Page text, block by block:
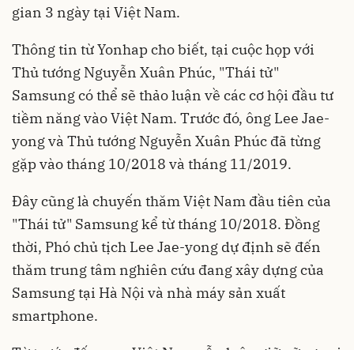
gian 3 ngày tại Việt Nam.
Thông tin từ Yonhap cho biết, tại cuộc họp với
Thủ tướng Nguyễn Xuân Phúc, "Thái tử"
Samsung có thể sẽ thảo luận về các cơ hội đầu tư
tiềm năng vào Việt Nam. Trước đó, ông Lee Jae-
yong và Thủ tướng Nguyễn Xuân Phúc đã từng
gặp vào tháng 10/2018 và tháng 11/2019.
Đây cũng là chuyến thăm Việt Nam đầu tiên của
"Thái tử" Samsung kể từ tháng 10/2018. Đồng
thời, Phó chủ tịch Lee Jae-yong dự định sẽ đến
thăm trung tâm nghiên cứu đang xây dựng của
Samsung tại Hà Nội và nhà máy sản xuất
smartphone.